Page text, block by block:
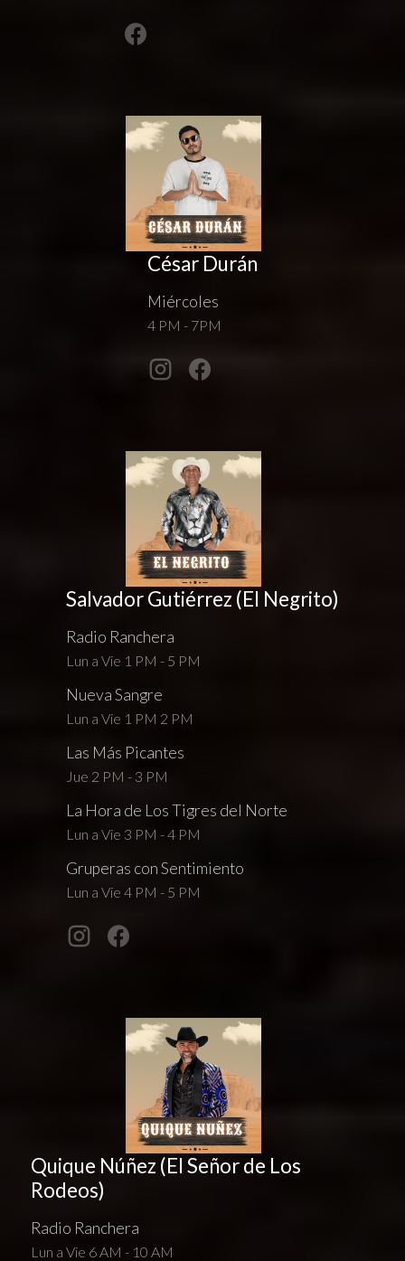
César Durán
Miércoles
4 PM - 7PM
Salvador Gutiérrez (El Negrito)
Radio Ranchera
Lun a Vie 1 PM - 5 PM
Nueva Sangre
Lun a Vie 1 PM 2 PM
Las Más Picantes
Jue 2 PM - 3 PM
La Hora de Los Tigres del Norte
Lun a Vie 3 PM - 4 PM
Gruperas con Sentimiento
Lun a Vie 4 PM - 5 PM
Quique Núñez (El Señor de Los
Rodeos)
Radio Ranchera
Lun a Vie 6 AM - 10 AM